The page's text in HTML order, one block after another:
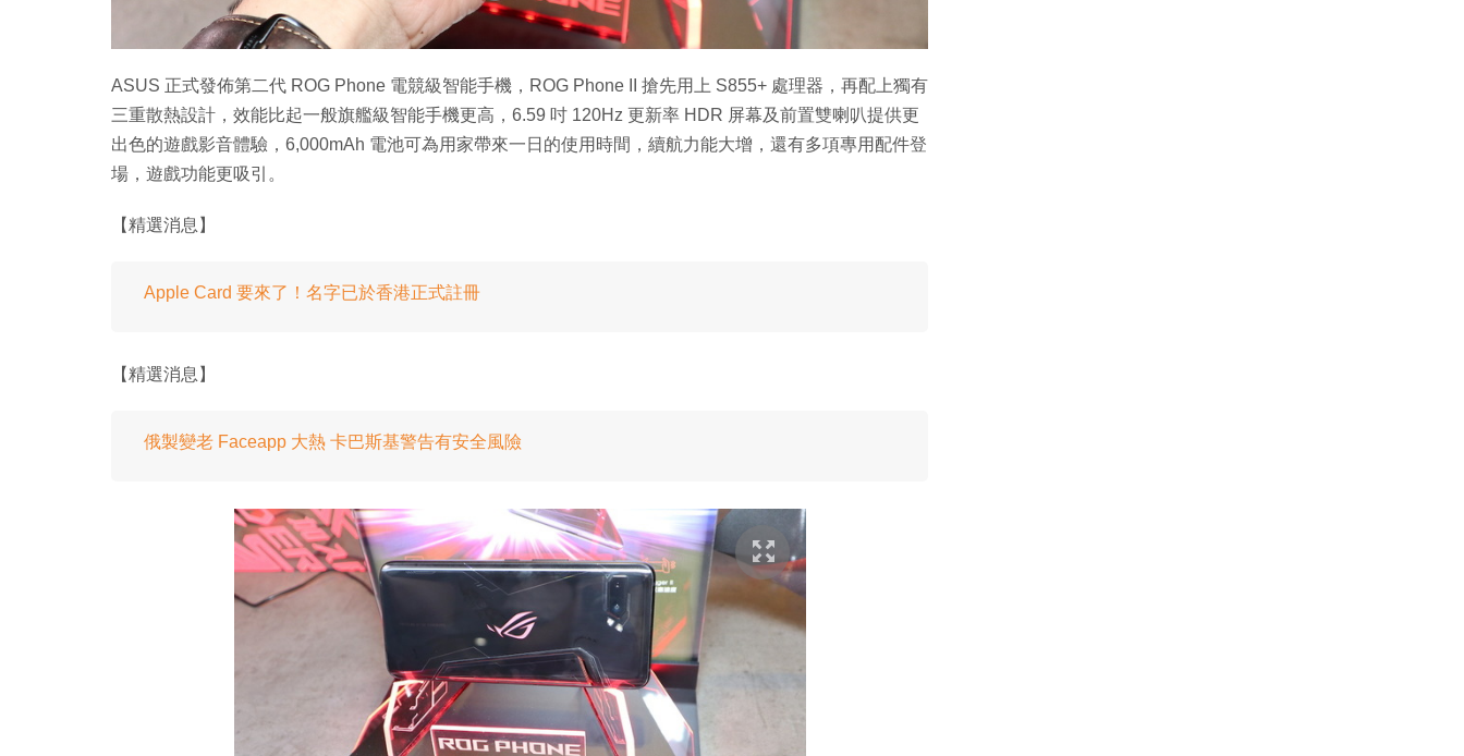
ASUS 正式發佈第二代 ROG Phone 電競級智能手機，ROG Phone II 搶先用上 S855+ 處理器，再配上獨有
三重散熱設計，效能比起一般旗艦級智能手機更高，6.59 吋 120Hz 更新率 HDR 屏幕及前置雙喇叭提供更
出色的遊戲影音體驗，6,000mAh 電池可為用家帶來一日的使用時間，續航力能大增，還有多項專用配件登
場，遊戲功能更吸引。
【精選消息】
Apple Card 要來了！名字已於香港正式註冊
【精選消息】
俄製變老 Faceapp 大熱 卡巴斯基警告有安全風險